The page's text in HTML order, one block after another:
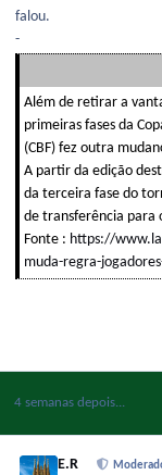
falou.
-
Além de retirar a
primeiras fases da
(CBF) fez outra
A partir da edição
da terceira fase do
de transferência
Fonte : https://
muda-regra-
4 semanas depois...
E.R